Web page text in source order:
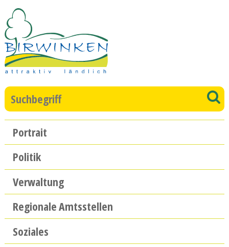
Suchbegriff
Hauptnavigation
Portrait
Politik
Verwaltung
Regionale Amtsstellen
Soziales